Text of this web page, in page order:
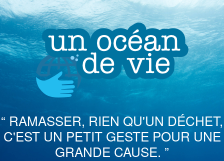
Skip
to
content
“ RAMASSER, RIEN QU'UN DÉCHET,
C'EST UN PETIT GESTE POUR UNE
GRANDE CAUSE. ”